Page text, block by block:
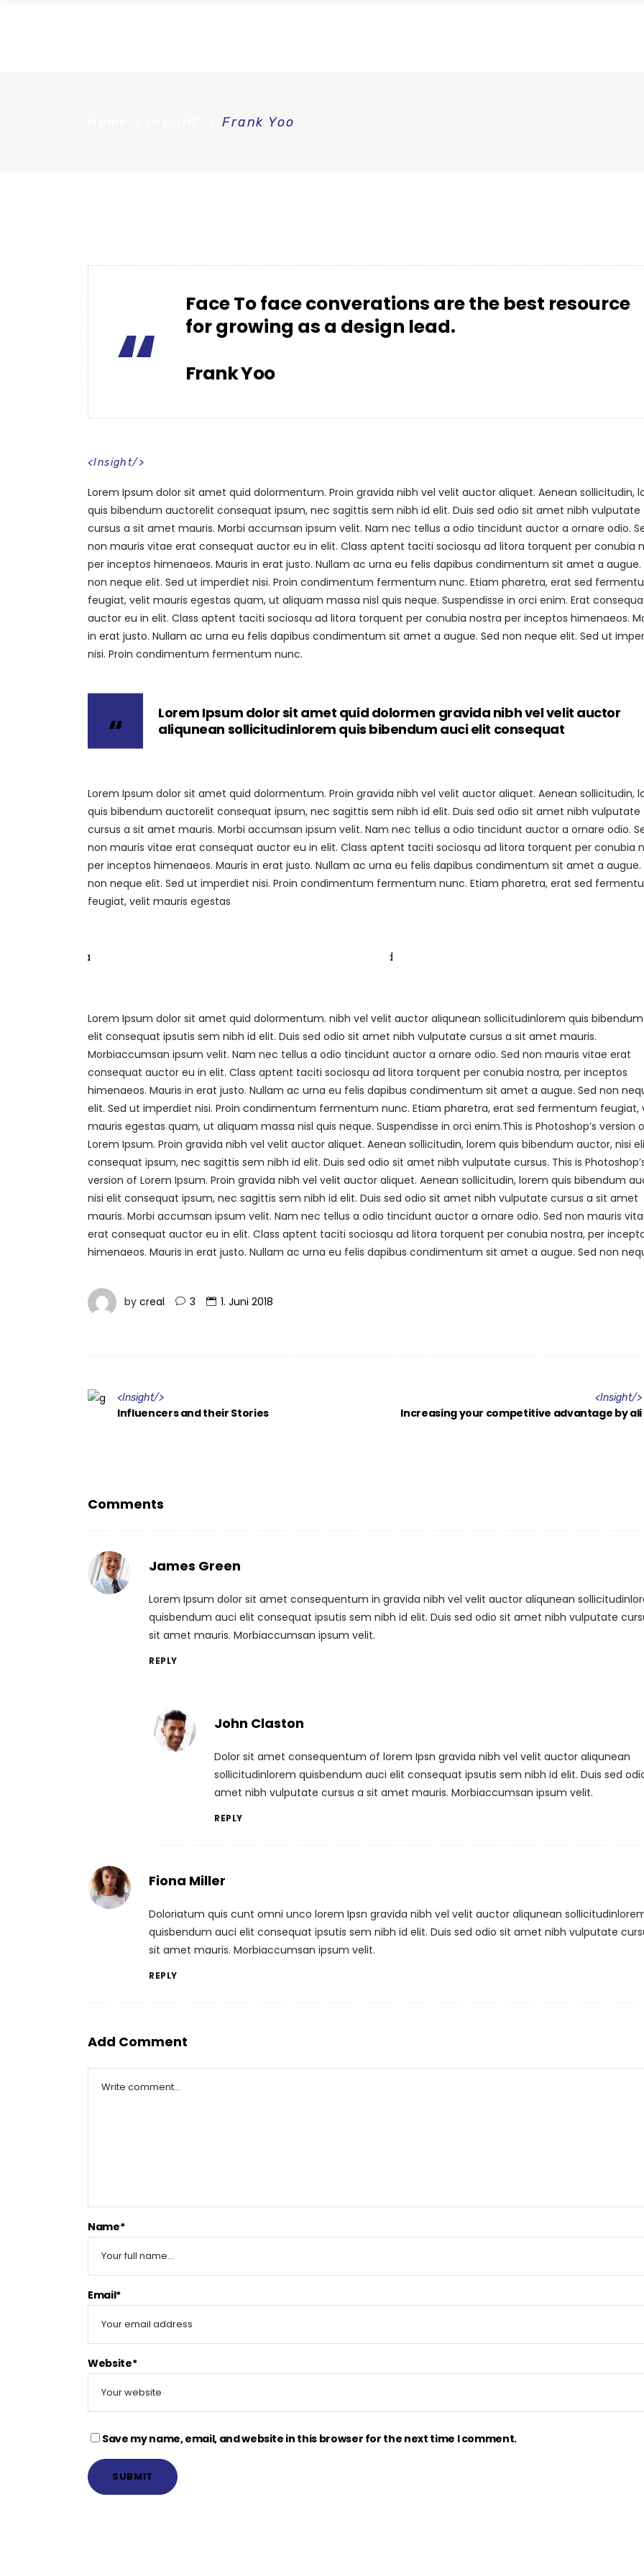
Frank Yoo
“
Face To face converations are the best resource
for growing as a design lead.
Frank Yoo
<Insight/>
Lorem Ipsum dolor sit amet quid dolormentum. Proin gravida nibh vel velit auctor aliquet. Aenean sollicitudin,
quis bibendum auctorelit consequat ipsum, nec sagittis sem nibh id elit. Duis sed odio sit amet nibh vulputate
cursus a sit amet mauris. Morbi accumsan ipsum velit. Nam nec tellus a odio tincidunt auctor a ornare odio.
non mauris vitae erat consequat auctor eu in elit. Class aptent taciti sociosqu ad litora torquent per conubia
per inceptos himenaeos. Mauris in erat justo. Nullam ac urna eu felis dapibus condimentum sit amet a augue.
non neque elit. Sed ut imperdiet nisi. Proin condimentum fermentum nunc. Etiam pharetra, erat sed
feugiat, velit mauris egestas quam, ut aliquam massa nisl quis neque. Suspendisse in orci enim. Erat
auctor eu in elit. Class aptent taciti sociosqu ad litora torquent per conubia nostra per inceptos himenaeos.
in erat justo. Nullam ac urna eu felis dapibus condimentum sit amet a augue. Sed non neque elit. Sed ut
nisi. Proin condimentum fermentum nunc.
Lorem Ipsum dolor sit amet quid dolormen gravida nibh vel velit auctor
aliqunean sollicitudinlorem quis bibendum auci elit consequat
Lorem Ipsum dolor sit amet quid dolormentum. Proin gravida nibh vel velit auctor aliquet. Aenean sollicitudin,
quis bibendum auctorelit consequat ipsum, nec sagittis sem nibh id elit. Duis sed odio sit amet nibh vulputate
cursus a sit amet mauris. Morbi accumsan ipsum velit. Nam nec tellus a odio tincidunt auctor a ornare odio.
non mauris vitae erat consequat auctor eu in elit. Class aptent taciti sociosqu ad litora torquent per conubia
per inceptos himenaeos. Mauris in erat justo. Nullam ac urna eu felis dapibus condimentum sit amet a augue.
non neque elit. Sed ut imperdiet nisi. Proin condimentum fermentum nunc. Etiam pharetra, erat sed
feugiat, velit mauris egestas
Lorem Ipsum dolor sit amet quid dolormentum. nibh vel velit auctor aliqunean sollicitudinlorem quis
elit consequat ipsutis sem nibh id elit. Duis sed odio sit amet nibh vulputate cursus a sit amet mauris.
Morbiaccumsan ipsum velit. Nam nec tellus a odio tincidunt auctor a ornare odio. Sed non mauris vitae erat
consequat auctor eu in elit. Class aptent taciti sociosqu ad litora torquent per conubia nostra, per inceptos
himenaeos. Mauris in erat justo. Nullam ac urna eu felis dapibus condimentum sit amet a augue. Sed non
elit. Sed ut imperdiet nisi. Proin condimentum fermentum nunc. Etiam pharetra, erat sed fermentum feugiat,
mauris egestas quam, ut aliquam massa nisl quis neque. Suspendisse in orci enim.This is Photoshop’s version
Lorem Ipsum. Proin gravida nibh vel velit auctor aliquet. Aenean sollicitudin, lorem quis bibendum auctor, nisi
consequat ipsum, nec sagittis sem nibh id elit. Duis sed odio sit amet nibh vulputate cursus. This is
version of Lorem Ipsum. Proin gravida nibh vel velit auctor aliquet. Aenean sollicitudin, lorem quis bibendum
nisi elit consequat ipsum, nec sagittis sem nibh id elit. Duis sed odio sit amet nibh vulputate cursus a sit amet
mauris. Morbi accumsan ipsum velit. Nam nec tellus a odio tincidunt auctor a ornare odio. Sed non mauris
erat consequat auctor eu in elit. Class aptent taciti sociosqu ad litora torquent per conubia nostra, per
himenaeos. Mauris in erat justo. Nullam ac urna eu felis dapibus condimentum sit amet a augue. Sed non
by creal 3 1. Juni 2018
<Insight/>
Influencers and their Stories
<Insight/>
Increasing your competitive advantage by ali
Comments
James Green
Lorem Ipsum dolor sit amet consequentum in gravida nibh vel velit auctor aliqunean
quisbendum auci elit consequat ipsutis sem nibh id elit. Duis sed odio sit amet nibh vulputate
sit amet mauris. Morbiaccumsan ipsum velit.
REPLY
John Claston
Dolor sit amet consequentum of lorem Ipsn gravida nibh vel velit auctor aliqunean
sollicitudinlorem quisbendum auci elit consequat ipsutis sem nibh id elit. Duis sed
amet nibh vulputate cursus a sit amet mauris. Morbiaccumsan ipsum velit.
REPLY
Fiona Miller
Doloriatum quis cunt omni unco lorem Ipsn gravida nibh vel velit auctor aliqunean
quisbendum auci elit consequat ipsutis sem nibh id elit. Duis sed odio sit amet nibh vulputate
sit amet mauris. Morbiaccumsan ipsum velit.
REPLY
Add Comment
Name*
Email*
Website*
Save my name, email, and website in this browser for the next time I comment.